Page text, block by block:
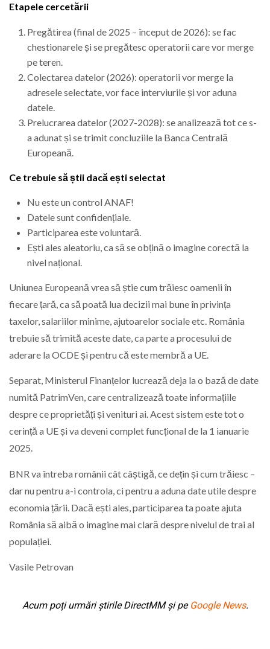
Etapele cercetării
Pregătirea (final de 2025 – început de 2026): se fac
chestionarele și se pregătesc operatorii care vor merge
pe teren.
Colectarea datelor (2026): operatorii vor merge la
adresele selectate, vor face interviurile și vor aduna
datele.
Prelucrarea datelor (2027-2028): se analizează tot ce s-
a adunat și se trimit concluziile la Banca Centrală
Europeană.
Ce trebuie să știi dacă ești selectat
Nu este un control ANAF!
Datele sunt confidențiale.
Participarea este voluntară.
Ești ales aleatoriu, ca să se obțină o imagine corectă la
nivel național.
Uniunea Europeană vrea să știe cum trăiesc oamenii în
fiecare țară, ca să poată lua decizii mai bune în privința
taxelor, salariilor minime, ajutoarelor sociale etc. România
trebuie să trimită aceste date, ca parte a procesului de
aderare la OCDE și pentru că este membră a UE.
Separat, Ministerul Finanțelor lucrează deja la o bază de date
numită PatrimVen, care centralizează toate informațiile
despre ce proprietăți și venituri ai. Acest sistem este tot o
cerință a UE și va deveni complet funcțional de la 1 ianuarie
2025.
BNR va întreba românii cât câștigă, ce dețin și cum trăiesc –
dar nu pentru a-i controla, ci pentru a aduna date utile despre
economia țării. Dacă ești ales, participarea ta poate ajuta
România să aibă o imagine mai clară despre nivelul de trai al
populației.
Vasile Petrovan
Acum poți urmări știrile DirectMM și pe Google News.